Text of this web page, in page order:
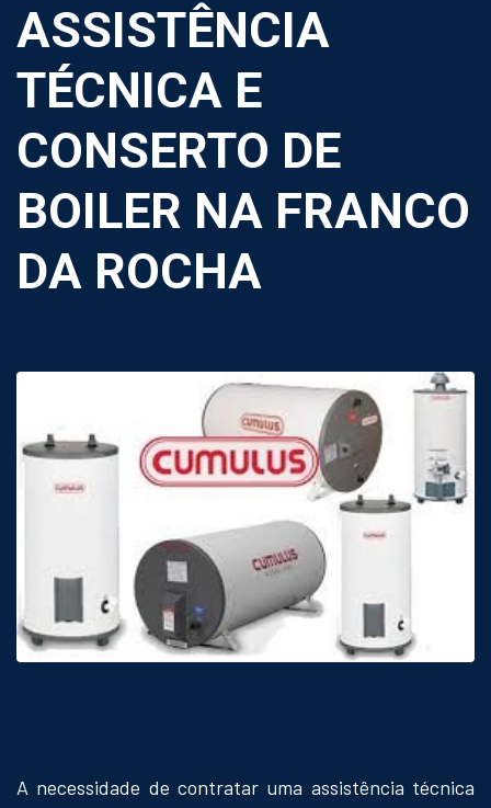
ASSISTÊNCIA
TÉCNICA E
CONSERTO DE
BOILER NA FRANCO
DA ROCHA
A necessidade de contratar uma assistência técnica